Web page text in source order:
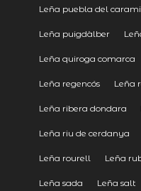
Leña puebla del
Leña puigdàlber
Leña quiroga comarca
Leña regencós Leña
Leña ribera dondara
Leña riu de cerdanya
Leña rourell Leña
Leña sada Leña salt